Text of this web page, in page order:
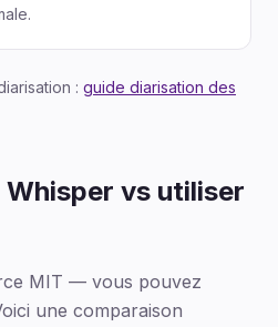
: guide diarisation des
vs utiliser
MIT — vous pouvez
une comparaison